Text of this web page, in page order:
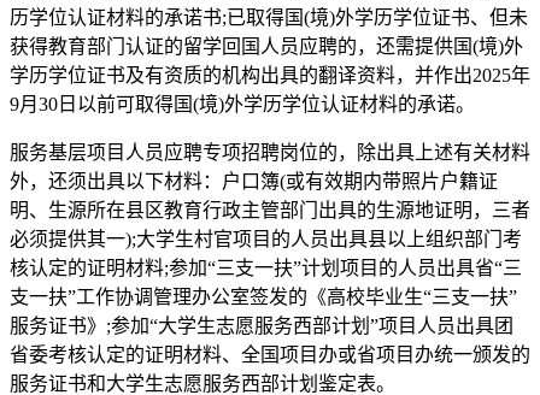
历学位认证材料的承诺书;已取得国(境)外学历学位证书、但未
获得教育部门认证的留学回国人员应聘的，还需提供国(境)外
学历学位证书及有资质的机构出具的翻译资料，并作出2025年
9月30日以前可取得国(境)外学历学位认证材料的承诺。
服务基层项目人员应聘专项招聘岗位的，除出具上述有关材料
外，还须出具以下材料：户口簿(或有效期内带照片户籍证
明、生源所在县区教育行政主管部门出具的生源地证明，三者
必须提供其一);大学生村官项目的人员出具县以上组织部门考
核认定的证明材料;参加“三支一扶”计划项目的人员出具省“三
支一扶”工作协调管理办公室签发的《高校毕业生“三支一扶”
服务证书》;参加“大学生志愿服务西部计划”项目人员出具团
省委考核认定的证明材料、全国项目办或省项目办统一颁发的
服务证书和大学生志愿服务西部计划鉴定表。